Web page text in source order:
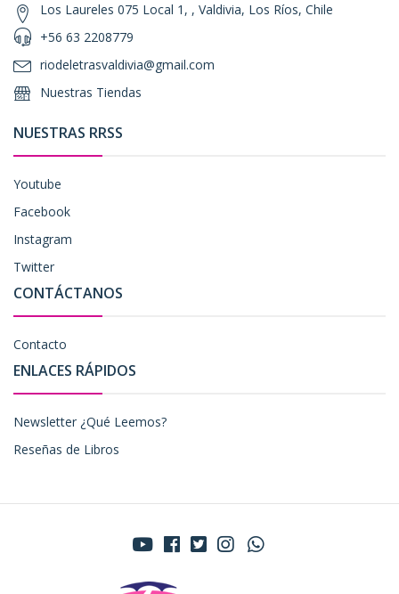
Los Laureles 075 Local 1, , Valdivia, Los Ríos, Chile
+56 63 2208779
riodeletrasvaldivia@gmail.com
Nuestras Tiendas
NUESTRAS RRSS
Youtube
Facebook
Instagram
Twitter
CONTÁCTANOS
Contacto
ENLACES RÁPIDOS
Newsletter ¿Qué Leemos?
Reseñas de Libros